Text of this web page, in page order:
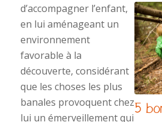
d’accompagner l’enfant,
en lui aménageant un
environnement
favorable à la
découverte, considérant
que les choses les plus
banales provoquent chez
lui un émerveillement qui
5